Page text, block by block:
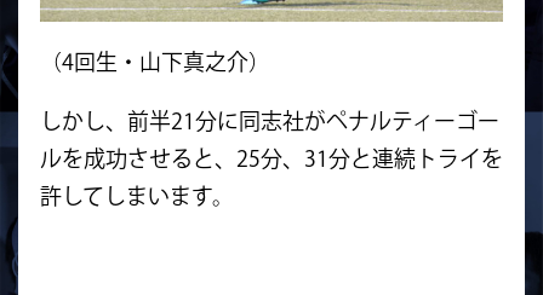
（4回生・山下真之介）
しかし、前半21分に同志社がペナルティーゴー
ルを成功させると、25分、31分と連続トライを
許してしまいます。